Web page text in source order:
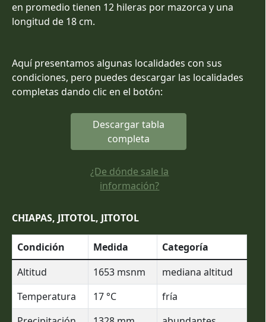
en promedio tienen 12 hileras por mazorca y una
longitud de 18 cm.
Aquí presentamos algunas localidades con sus
condiciones, pero puedes descargar las localidades
completas dando clic en el botón:
Descargar tabla
completa
¿De dónde sale la
información?
CHIAPAS, JITOTOL, JITOTOL
Condición Medida
Categoría
Altitud
1653 msnm
mediana altitud
Temperatura
17 °C
fría